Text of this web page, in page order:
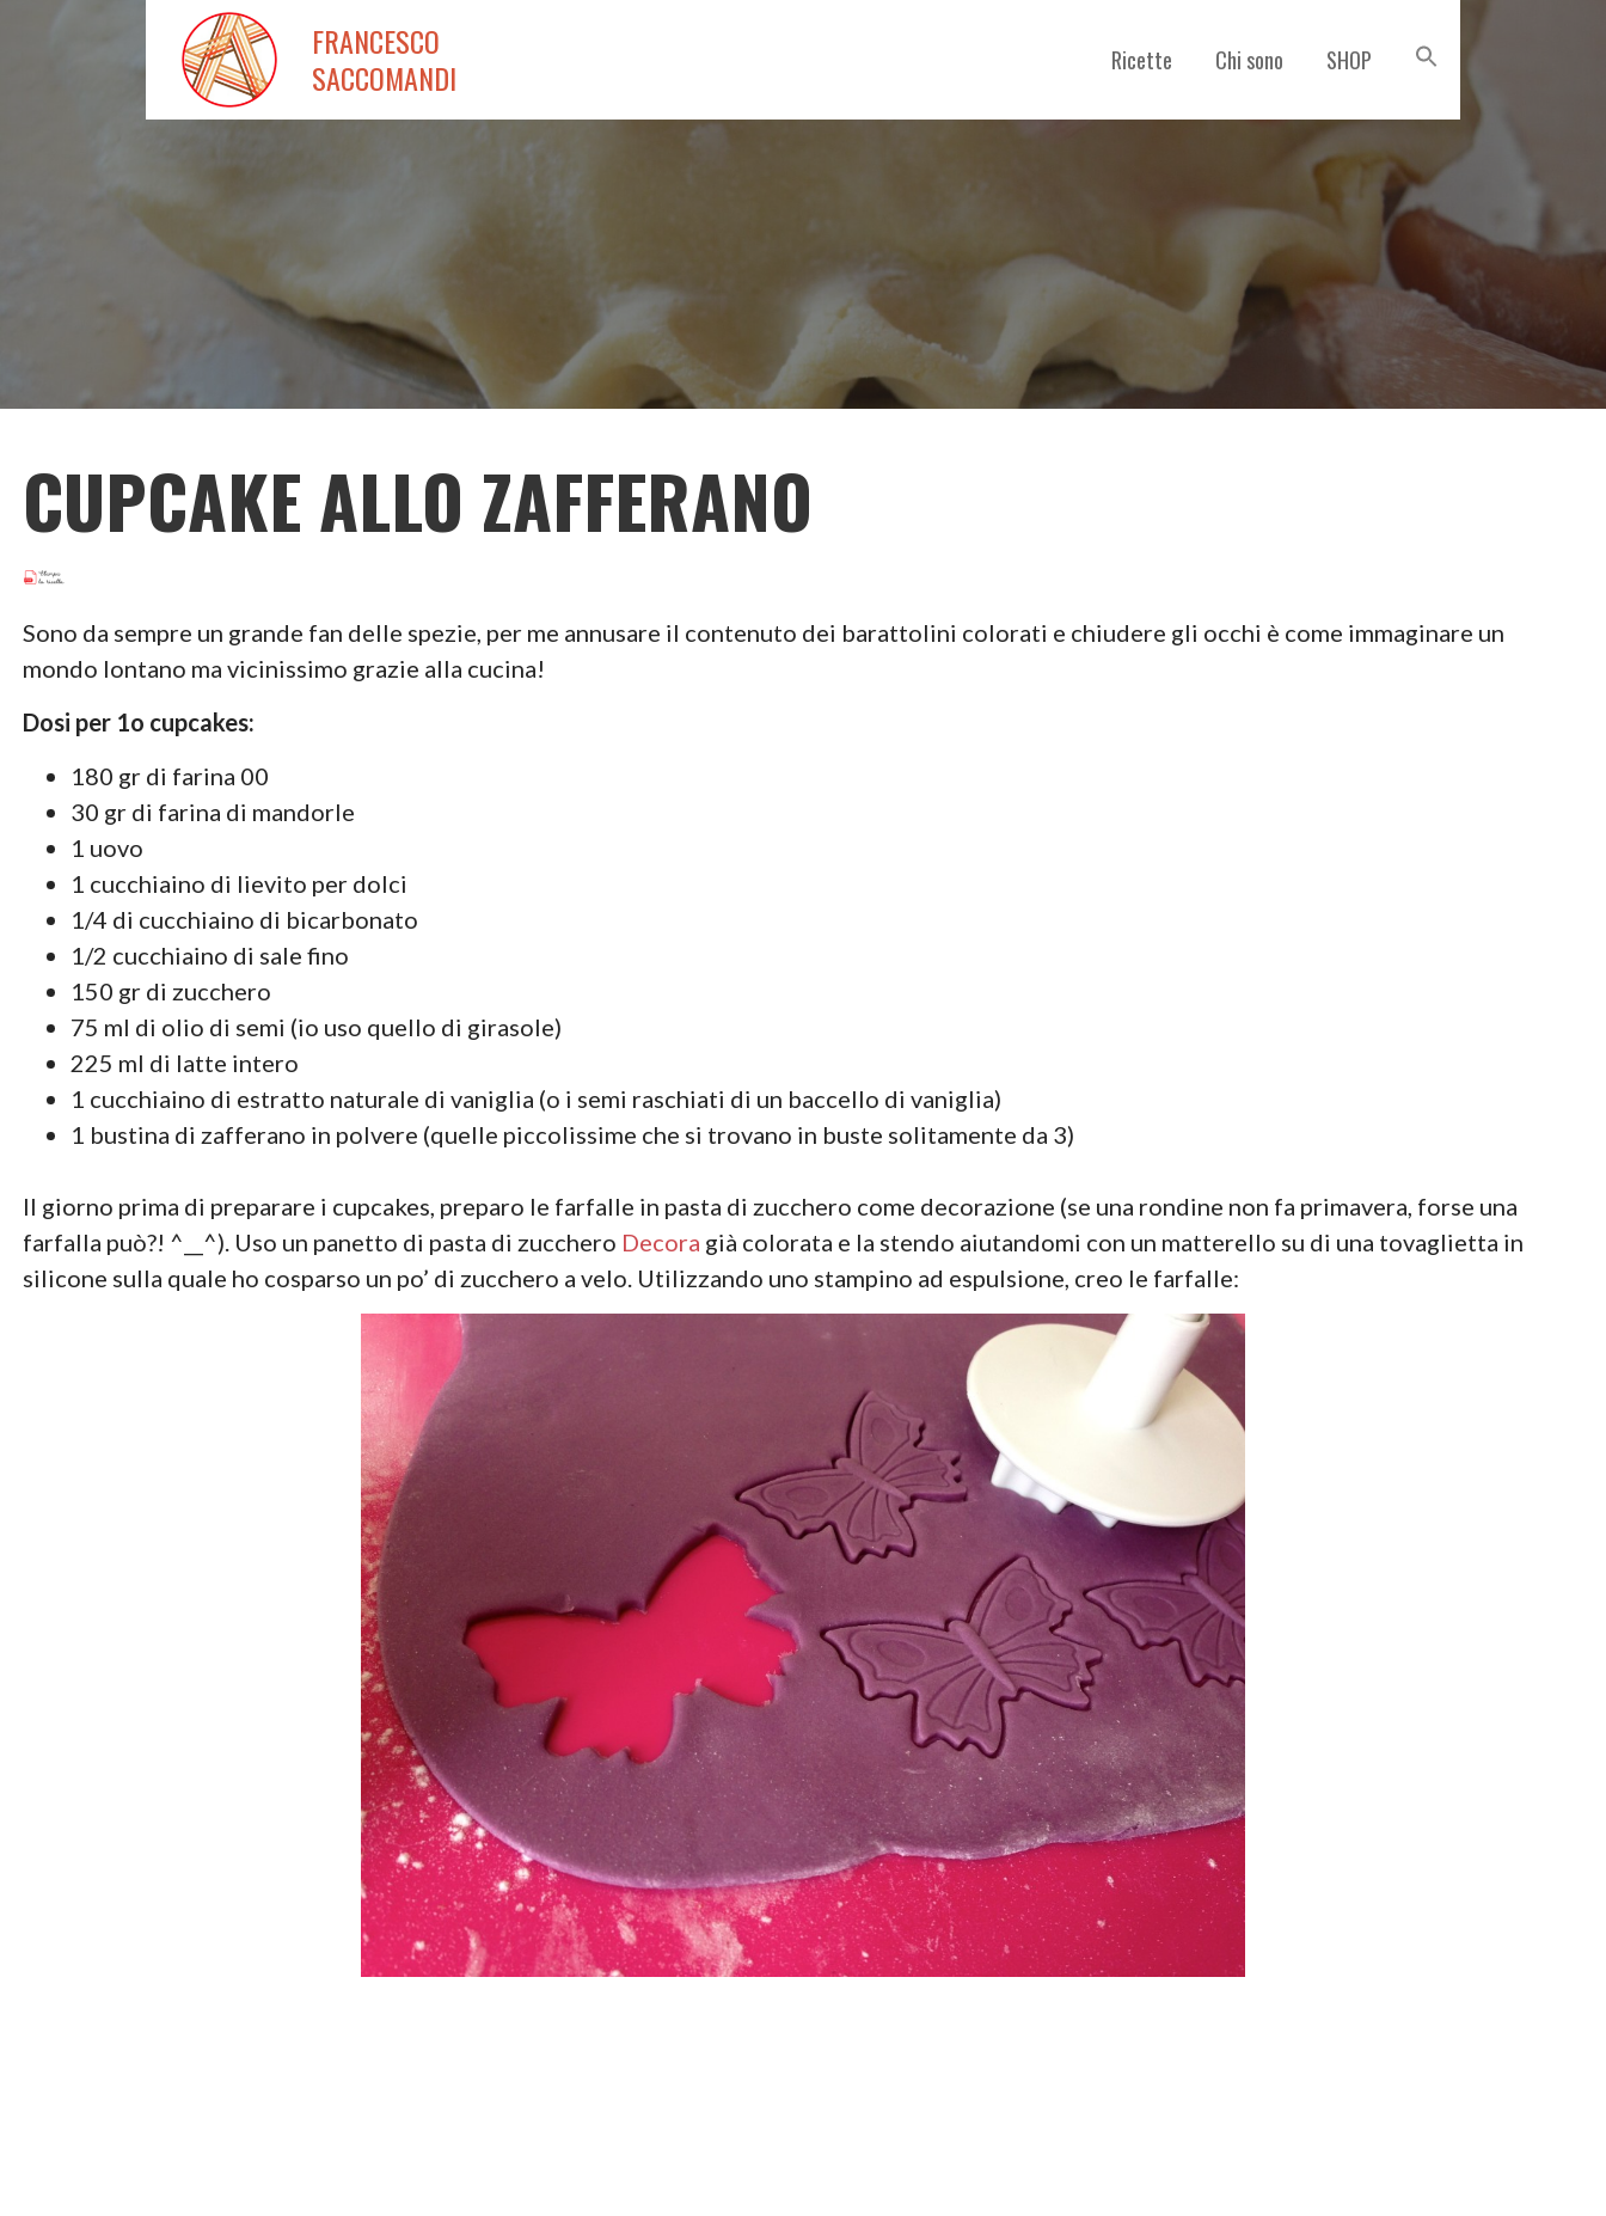
FRANCESCO
SACCOMANDI
Ricette Chi sono SHOP
CUPCAKE ALLO ZAFFERANO
Sono da sempre un grande fan delle spezie, per me annusare il contenuto dei barattolini colorati e chiudere gli occhi è come immaginare un
mondo lontano ma vicinissimo grazie alla cucina!
Dosi per 1o cupcakes:
180 gr di farina 00
30 gr di farina di mandorle
1 uovo
1 cucchiaino di lievito per dolci
1/4 di cucchiaino di bicarbonato
1/2 cucchiaino di sale fino
150 gr di zucchero
75 ml di olio di semi (io uso quello di girasole)
225 ml di latte intero
1 cucchiaino di estratto naturale di vaniglia (o i semi raschiati di un baccello di vaniglia)
1 bustina di zafferano in polvere (quelle piccolissime che si trovano in buste solitamente da 3)
Il giorno prima di preparare i cupcakes, preparo le farfalle in pasta di zucchero come decorazione (se una rondine non fa primavera, forse una
farfalla può?! ^__^). Uso un panetto di pasta di zucchero Decora già colorata e la stendo aiutandomi con un matterello su di una tovaglietta in
silicone sulla quale ho cosparso un po’ di zucchero a velo. Utilizzando uno stampino ad espulsione, creo le farfalle: